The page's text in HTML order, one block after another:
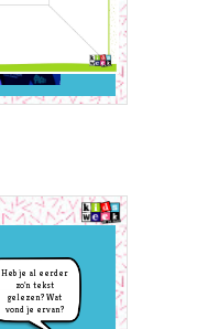
Heb je al eerder
zo'n tekst
gelezen? Wat
vond je ervan?